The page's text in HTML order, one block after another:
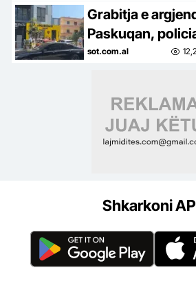
Grabitja e
Paskuqan,
e përdorur nga
sot.com.al
Shkarkoni